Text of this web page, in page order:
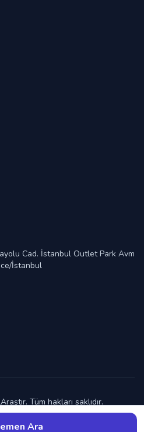
Ara
Cad. İstanbul Outlet Park Avm
İstanbul
Tüm hakları saklıdır.
Hangisi ?